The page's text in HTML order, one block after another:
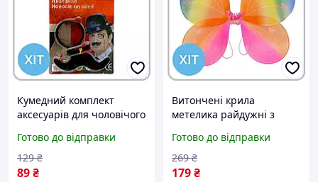
Кумедний комплект
аксесуарів для чоловічого
для веселого маскараду
Готово до відправки
89₴
129 ₴
Витончені крила
метелика райдужні з
38x48 см для створення
яскравого карнавального
образу дівчинці
Готово до відправки
179₴
269 ₴